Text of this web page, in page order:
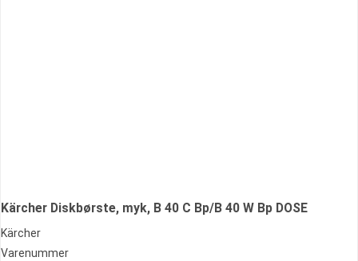
Kärcher Diskbørste, myk, B 40 C Bp/B 40 W Bp DOSE
Kärcher
Varenummer